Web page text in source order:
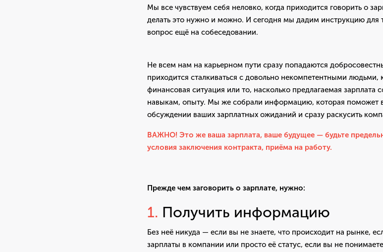
Мы все чувствуем себя неловко, когда приходится говорить о
делать это нужно и можно. И сегодня мы дадим инструкцию для
вопрос ещё на собеседовании.
Не всем нам на карьерном пути сразу попадаются
приходится сталкиваться с довольно некомпетентными людьми,
финансовая ситуация или то, насколько предлагаемая зарплата
навыкам, опыту. Мы же собрали информацию, которая поможет
обсуждении ваших зарплатных ожиданий и сразу раскусить
ВАЖНО! Это же ваша зарплата, ваше будущее — будьте
условия заключения контракта, приёма на работу.
Прежде чем заговорить о зарплате, нужно:
1. Получить информацию
Без неё никуда — если вы не знаете, что происходит на рынке,
зарплаты в компании или просто её статус, если вы не